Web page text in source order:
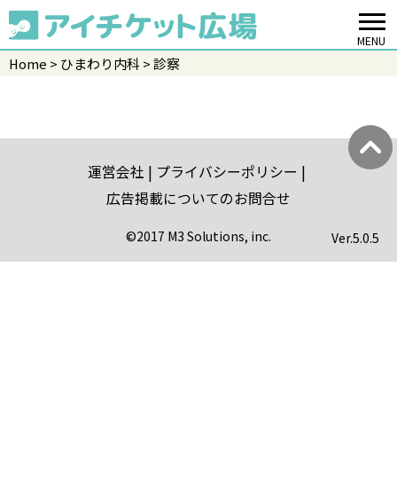
MENU
Home ひまわり内科 診察
運営会社
プライバシーポリシー
広告掲載についてのお問合せ
©2017 M3 Solutions, inc. Ver.5.0.5